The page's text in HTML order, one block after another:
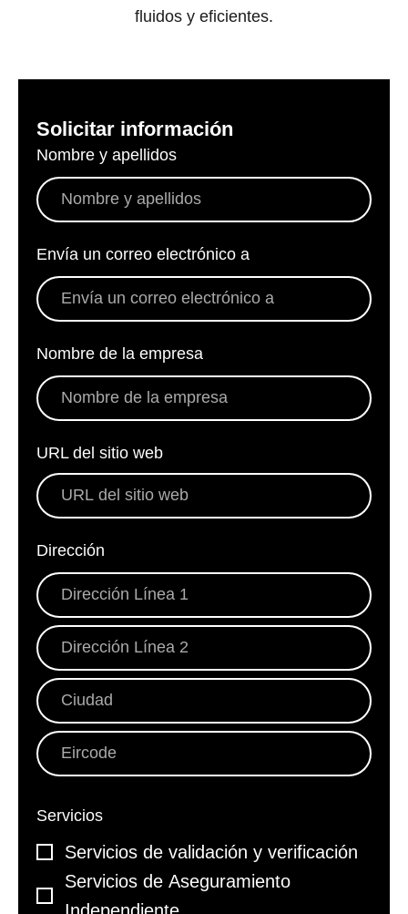
fluidos y eficientes.
Solicitar información
Nombre y apellidos
Envía un correo electrónico a
Nombre de la empresa
URL del sitio web
Dirección
Servicios
Servicios de validación y verificación
Servicios de Aseguramiento